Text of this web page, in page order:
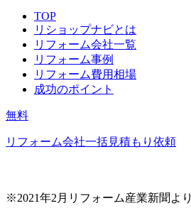
TOP
リショップナビとは
リフォーム会社一覧
リフォーム事例
リフォーム費用相場
成功のポイント
無料
リフォーム会社一括見積もり依頼
※2021年2月リフォーム産業新聞より